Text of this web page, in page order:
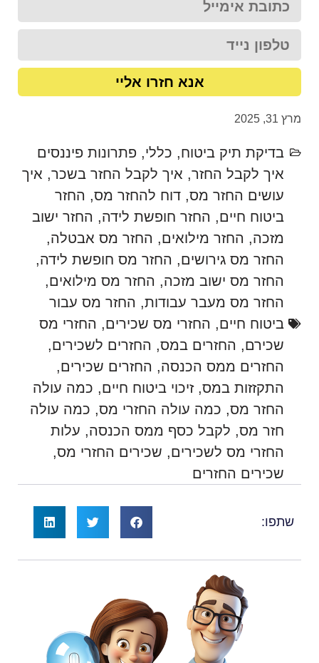
אנא חזרו אליי
מרץ 31, 2025
בדיקת תיק ביטוח, כללי, פתרונות פיננסים
איך לקבל החזר, איך לקבל החזר בשכר, איך
עושים החזר מס, דוח להחזר מס, החזר
ביטוח חיים, החזר חופשת לידה, החזר ישוב
מזכה, החזר מילואים, החזר מס אבטלה,
החזר מס גירושים, החזר מס חופשת לידה,
החזר מס ישוב מזכה, החזר מס מילואים,
החזר מס מעבר עבודות, החזר מס עבור
ביטוח חיים, החזרי מס שכירים, החזרי מס
שכירם, החזרים במס, החזרים לשכירים,
החזרים ממס הכנסה, החזרים שכירים,
התקזזות במס,זיכוי ביטוח חיים, כמה עולה
החזר מס, כמה עולה החזרי מס, כמה עולה
חזר מס, לקבל כסף ממס הכנסה, עלות
החזרי מס לשכירים, שכירים החזרי מס,
שכירים החזרים
שתפו: